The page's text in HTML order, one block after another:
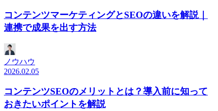
コンテンツマーケティングとSEOの違いを解説｜
連携で成果を出す方法
ノウハウ
2026.02.05
コンテンツSEOのメリットとは？導入前に知って
おきたいポイントを解説